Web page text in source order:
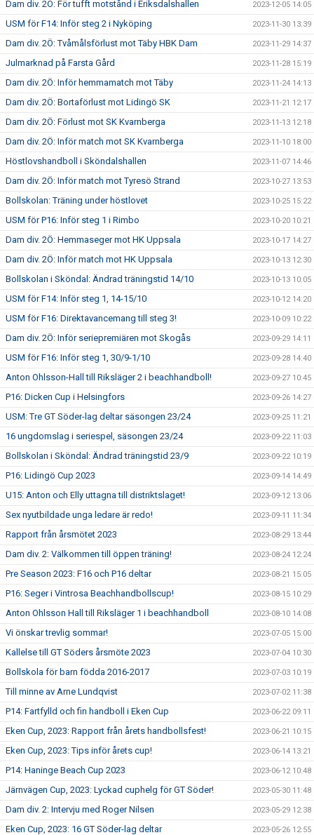
Dam div. 2Ö: För tufft motstånd i Eriksdalshallen 2023-12-05 14:05
USM för F14: Inför steg 2 i Nyköping 2023-11-30 13:39
Dam div. 2Ö: Tvåmålsförlust mot Täby HBK Dam 2023-11-29 14:37
Julmarknad på Farsta Gård 2023-11-28 15:19
Dam div. 2Ö: Inför hemmamatch mot Täby 2023-11-24 14:13
Dam div. 2Ö: Bortaförlust mot Lidingö SK 2023-11-21 12:17
Dam div. 2Ö: Förlust mot SK Kvarnberga 2023-11-13 12:18
Dam div. 2Ö: Inför match mot SK Kvarnberga 2023-11-10 18:00
Höstlovshandboll i Sköndalshallen 2023-11-07 14:46
Dam div. 2Ö: Inför match mot Tyresö Strand 2023-10-27 13:53
Bollskolan: Träning under höstlovet 2023-10-25 15:22
USM för P16: Inför steg 1 i Rimbo 2023-10-20 10:21
Dam div. 2Ö: Hemmaseger mot HK Uppsala 2023-10-17 14:27
Dam div. 2Ö: Inför match mot HK Uppsala 2023-10-13 12:30
Bollskolan i Sköndal: Ändrad träningstid 14/10 2023-10-13 10:05
USM för F14: Inför steg 1, 14-15/10 2023-10-12 14:20
USM för F16: Direktavancemang till steg 3! 2023-10-09 10:22
Dam div. 2Ö: Inför seriepremiären mot Skogås 2023-09-29 14:11
USM för F16: Inför steg 1, 30/9-1/10 2023-09-28 14:40
Anton Ohlsson-Hall till Riksläger 2 i beachhandboll! 2023-09-27 10:45
P16: Dicken Cup i Helsingfors 2023-09-26 14:27
USM: Tre GT Söder-lag deltar säsongen 23/24 2023-09-25 11:21
16 ungdomslag i seriespel, säsongen 23/24 2023-09-22 11:03
Bollskolan i Sköndal: Ändrad träningstid 23/9 2023-09-22 10:19
P16: Lidingö Cup 2023 2023-09-14 14:49
U15: Anton och Elly uttagna till distriktslaget! 2023-09-12 13:06
Sex nyutbildade unga ledare är redo! 2023-09-11 11:34
Rapport från årsmötet 2023 2023-08-29 13:44
Dam div. 2: Välkommen till öppen träning! 2023-08-24 12:24
Pre Season 2023: F16 och P16 deltar 2023-08-21 15:05
P16: Seger i Vintrosa Beachhandbollscup! 2023-08-15 10:29
Anton Ohlsson Hall till Riksläger 1 i beachhandboll 2023-08-10 14:08
Vi önskar trevlig sommar! 2023-07-05 15:00
Kallelse till GT Söders årsmöte 2023 2023-07-04 10:30
Bollskola för barn födda 2016-2017 2023-07-03 10:19
Till minne av Arne Lundqvist 2023-07-02 11:38
P14: Fartfylld och fin handboll i Eken Cup 2023-06-22 09:11
Eken Cup, 2023: Rapport från årets handbollsfest! 2023-06-21 10:15
Eken Cup, 2023: Tips inför årets cup! 2023-06-14 13:21
P14: Haninge Beach Cup 2023 2023-06-12 10:48
Järnvägen Cup, 2023: Lyckad cuphelg för GT Söder! 2023-05-30 11:48
Dam div. 2: Intervju med Roger Nilsen 2023-05-29 12:38
Eken Cup, 2023: 16 GT Söder-lag deltar 2023-05-26 12:55